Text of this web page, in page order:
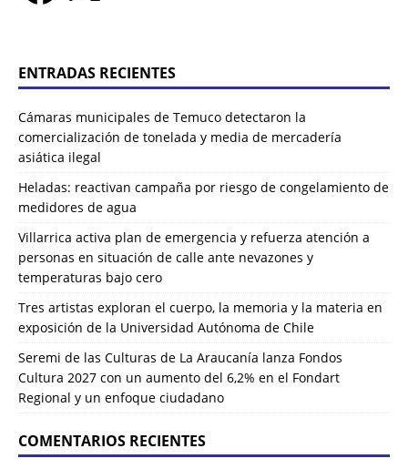
ENTRADAS RECIENTES
Cámaras municipales de Temuco detectaron la
comercialización de tonelada y media de mercadería
asiática ilegal
Heladas: reactivan campaña por riesgo de congelamiento de
medidores de agua
Villarrica activa plan de emergencia y refuerza atención a
personas en situación de calle ante nevazones y
temperaturas bajo cero
Tres artistas exploran el cuerpo, la memoria y la materia en
exposición de la Universidad Autónoma de Chile
Seremi de las Culturas de La Araucanía lanza Fondos
Cultura 2027 con un aumento del 6,2% en el Fondart
Regional y un enfoque ciudadano
COMENTARIOS RECIENTES